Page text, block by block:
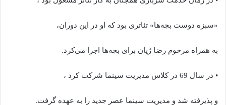
«سبزه دوست بچه‌ها» تئاتری بود که او در این دوران،
به همراه مرحوم رضا ژیان برای بچه‌ها اجرا می‌کرد.
• در سال 69 در کلاس مدیریت سینما شرکت کرد ،
و پذیرفته شد و مدیریت سینما عصر جدید را به عهده گرفت.